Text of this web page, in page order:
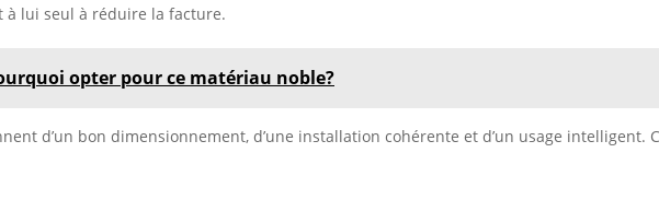
à lui seul à réduire la facture.
opter pour ce matériau noble?
d’un bon dimensionnement, d’une installation cohérente et d’un usage intelligent.